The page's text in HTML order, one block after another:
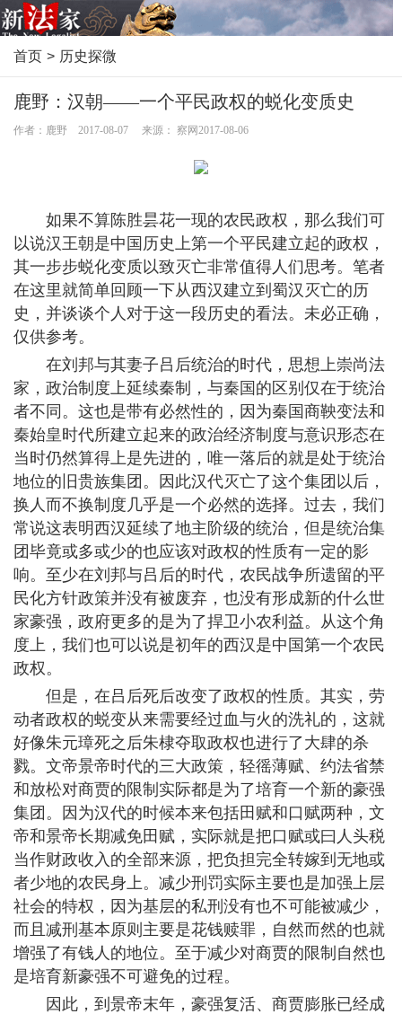
首页 > 历史探微
鹿野：汉朝——一个平民政权的蜕化变质史
作者：鹿野 2017-08-07 来源： 察网2017-08-06
如果不算陈胜昙花一现的农民政权，那么我们可
以说汉王朝是中国历史上第一个平民建立起的政权，
其一步步蜕化变质以致灭亡非常值得人们思考。笔者
在这里就简单回顾一下从西汉建立到蜀汉灭亡的历
史，并谈谈个人对于这一段历史的看法。未必正确，
仅供参考。
在刘邦与其妻子吕后统治的时代，思想上崇尚法
家，政治制度上延续秦制，与秦国的区别仅在于统治
者不同。这也是带有必然性的，因为秦国商鞅变法和
秦始皇时代所建立起来的政治经济制度与意识形态在
当时仍然算得上是先进的，唯一落后的就是处于统治
地位的旧贵族集团。因此汉代灭亡了这个集团以后，
换人而不换制度几乎是一个必然的选择。过去，我们
常说这表明西汉延续了地主阶级的统治，但是统治集
团毕竟或多或少的也应该对政权的性质有一定的影
响。至少在刘邦与吕后的时代，农民战争所遗留的平
民化方针政策并没有被废弃，也没有形成新的什么世
家豪强，政府更多的是为了捍卫小农利益。从这个角
度上，我们也可以说是初年的西汉是中国第一个农民
政权。
但是，在吕后死后改变了政权的性质。其实，劳
动者政权的蜕变从来需要经过血与火的洗礼的，这就
好像朱元璋死之后朱棣夺取政权也进行了大肆的杀
戮。文帝景帝时代的三大政策，轻徭薄赋、约法省禁
和放松对商贾的限制实际都是为了培育一个新的豪强
集团。因为汉代的时候本来包括田赋和口赋两种，文
帝和景帝长期减免田赋，实际就是把口赋或曰人头税
当作财政收入的全部来源，把负担完全转嫁到无地或
者少地的农民身上。减少刑罚实际主要也是加强上层
社会的特权，因为基层的私刑没有也不可能被减少，
而且减刑基本原则主要是花钱赎罪，自然而然的也就
增强了有钱人的地位。至于减少对商贾的限制自然也
是培育新豪强不可避免的过程。
因此，到景帝末年，豪强复活、商贾膨胀已经成